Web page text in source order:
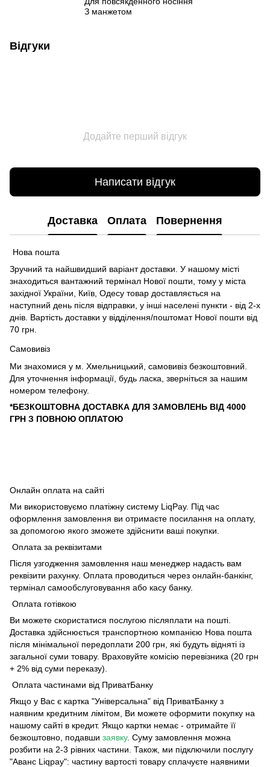
З манжетом
Відгуки
Додайте перший відгук
Написати відгук
Доставка Оплата Повернення
Нова пошта
Зручний та найшвидший варіант доставки. У нашому місті
знаходиться вантажний термінал Нової пошти, тому у міста
західної України, Київ, Одесу товар доставляється на
наступний день після відправки, у інші населені пункти - від 2-х
днів. Вартість доставки у відділення/поштомат Нової пошти від
70 грн.
Самовивіз
Ми знахомися у м. Хмельницький, самовивіз безкоштовний.
Для уточнення інформації, будь ласка, зверніться за нашим
номером телефону.
*БЕЗКОШТОВНА ДОСТАВКА ДЛЯ ЗАМОВЛЕНЬ ВІД 4000
ГРН З ПОВНОЮ ОПЛАТОЮ
Онлайн оплата на сайті
Ми використовуємо платіжну систему LiqPay. Під час
оформлення замовлення ви отримаєте посилання на оплату,
за допомогою якого зможете здійснити ваші покупки.
Оплата за реквізитами
Після узгодження замовлення наш менеджер надасть вам
реквізити рахунку. Оплата проводиться через онлайн-банкінг,
термінал самообслуговування або касу банку.
Оплата готівкою
Ви можете скористатися послугою післяплати на пошті.
Доставка здійснюється транспортною компанією Нова пошта
після мінімальної передоплати 200 грн, які будуть відняті із
загальної суми товару. Враховуйте комісію перевізника (20 грн
+ 2% від суми переказу).
Оплата частинами від ПриватБанку
Якщо у Вас є картка "Універсальна" від ПриватБанку з
наявним кредитним лімітом, Ви можете оформити покупку на
нашому сайті в кредит. Якщо картки немає - отримайте її
безкоштовно, подавши заявку. Суму замовлення можна
розбити на 2-3 рівних частини. Також, ми підключили послугу
"Аванс Liqpay": частину вартості товару сплачуєте наявними